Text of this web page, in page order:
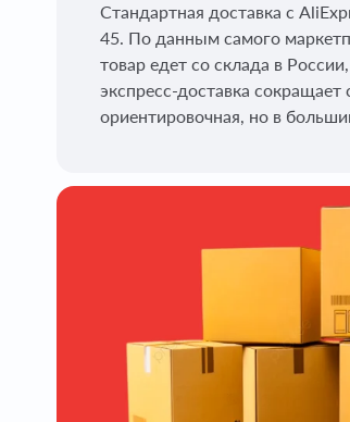
Стандартная доставка с
45. По данным самого
товар едет со склада в
экспресс-доставка
ориентировочная, но в